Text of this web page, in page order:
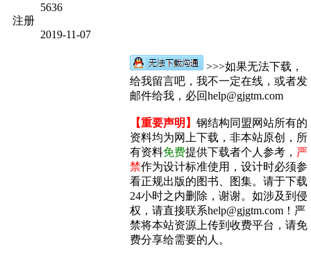
5636
注册
2019-11-07
>>>如果无法下载，
给我留言吧，我不一定在线，或者发
邮件给我，必回help@gjgtm.com
【重要声明】 钢结构同盟网站所有的
资料均为网上下载，非本站原创，所
有资料免费提供下载者个人参考， 严
禁作为设计标准使用，设计时必须参
看正规出版的图书、图集。请于下载
24小时之内删除，谢谢。如涉及到侵
权，请直接联系help@gjgtm.com！严
禁将本站资源上传到收费平台，请免
费分享给需要的人。